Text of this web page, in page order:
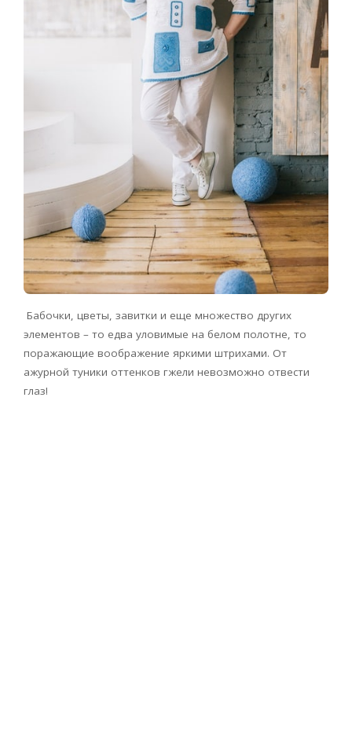
Бабочки, цветы, завитки и еще множество других
элементов – то едва уловимые на белом полотне, то
поражающие воображение яркими штрихами. От
ажурной туники оттенков гжели невозможно отвести
глаз!